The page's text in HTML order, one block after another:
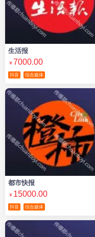
生活报
￥7000.00
抖音 综合媒体
都市快报
￥ 15000.00
抖音 综合媒体